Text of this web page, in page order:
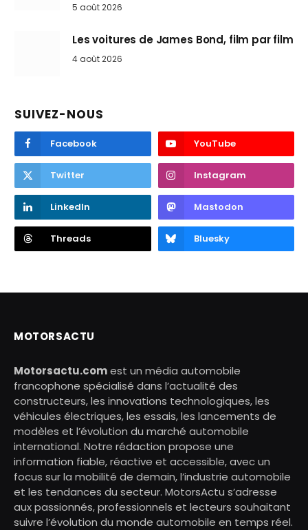
5 août 2026
Les voitures de James Bond, film par film
4 août 2026
SUIVEZ-NOUS
Facebook YouTube
Twitter Instagram
LinkedIn Mastodon
Threads Bluesky
MOTORSACTU
Motorsactu.comest un média automobile
francophone spécialisé dans l’actualité des
constructeurs, les innovations technologiques, les
véhicules électriques, les essais, les lancements de
modèles et l’évolution du marché automobile
international. Notre rédaction propose une
information fiable, réactive et accessible, avec un
focus sur la mobilité de demain, l’industrie automobile
et les tendances du secteur. MotorsActu s’adresse
aux passionnés, professionnels et lecteurs souhaitant
suivre l’évolution du monde automobile en temps réel.